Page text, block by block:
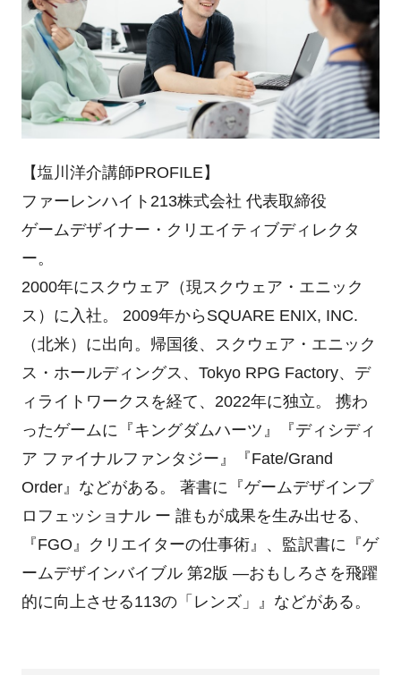
【塩川洋介講師PROFILE】
ファーレンハイト213株式会社 代表取締役
ゲームデザイナー・クリエイティブディレクタ
ー。
2000年にスクウェア（現スクウェア・エニック
ス）に入社。 2009年からSQUARE ENIX, INC.
（北米）に出向。帰国後、スクウェア・エニック
ス・ホールディングス、Tokyo RPG Factory、デ
ィライトワークスを経て、2022年に独立。 携わ
ったゲームに『キングダムハーツ』『ディシディ
ア ファイナルファンタジー』『Fate/Grand
Order』などがある。 著書に『ゲームデザインプ
ロフェッショナル ー 誰もが成果を生み出せる、
『FGO』クリエイターの仕事術』、監訳書に『ゲ
ームデザインバイブル 第2版 ―おもしろさを飛躍
的に向上させる113の「レンズ」』などがある。